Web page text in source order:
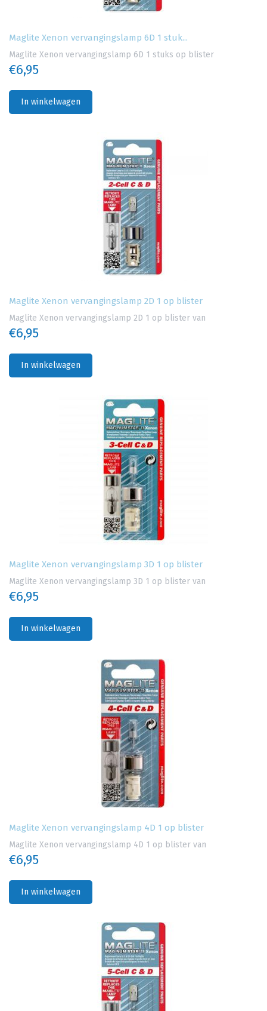
Maglite Xenon vervangingslamp 6D 1 stuk...
Maglite Xenon vervangingslamp 6D 1 stuks op blister
€6,95
In winkelwagen
Maglite Xenon vervangingslamp 2D 1 op blister
Maglite Xenon vervangingslamp 2D 1 op blister van
€6,95
In winkelwagen
Maglite Xenon vervangingslamp 3D 1 op blister
Maglite Xenon vervangingslamp 3D 1 op blister van
€6,95
In winkelwagen
Maglite Xenon vervangingslamp 4D 1 op blister
Maglite Xenon vervangingslamp 4D 1 op blister van
€6,95
In winkelwagen